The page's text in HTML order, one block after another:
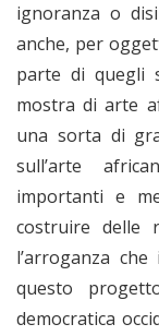
ignoranza o
anche, per
parte di quegli
mostra di arte
una sorta di
sull’arte
importanti e
costruire delle
l’arroganza
questo
democratica